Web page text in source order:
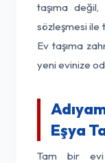
taşıma değil,
sözleşmesi ile
Ev taşıma
yeni evinize
Eşya
Tam bir evi